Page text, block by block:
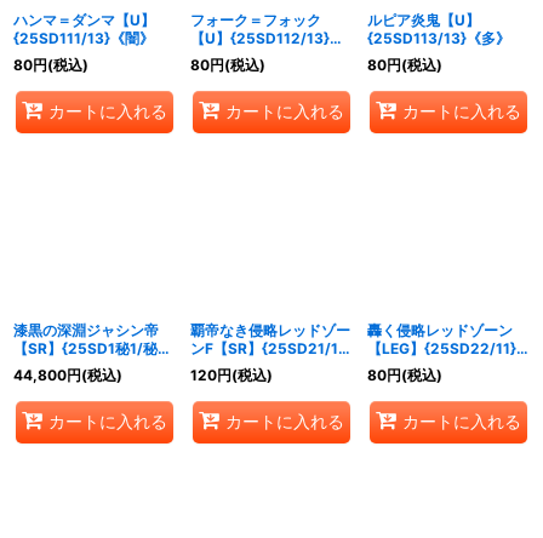
ハンマ＝ダンマ【U】
{25SD111/13}《闇》
80円(税込)
カートに入れる
フォーク＝フォック
【U】{25SD112/13}
《闇》
80円(税込)
カートに入れる
ルピア炎鬼【U】
{25SD113/13}《多》
80円(税込)
カートに入れる
漆黒の深淵ジャシン帝
【SR】{25SD1秘1/秘1}
《闇》
44,800円(税込)
カートに入れる
覇帝なき侵略レッドゾー
ンF【SR】{25SD21/11}
《火》
120円(税込)
カートに入れる
轟く侵略レッドゾーン
【LEG】{25SD22/11}
《火》
80円(税込)
カートに入れる